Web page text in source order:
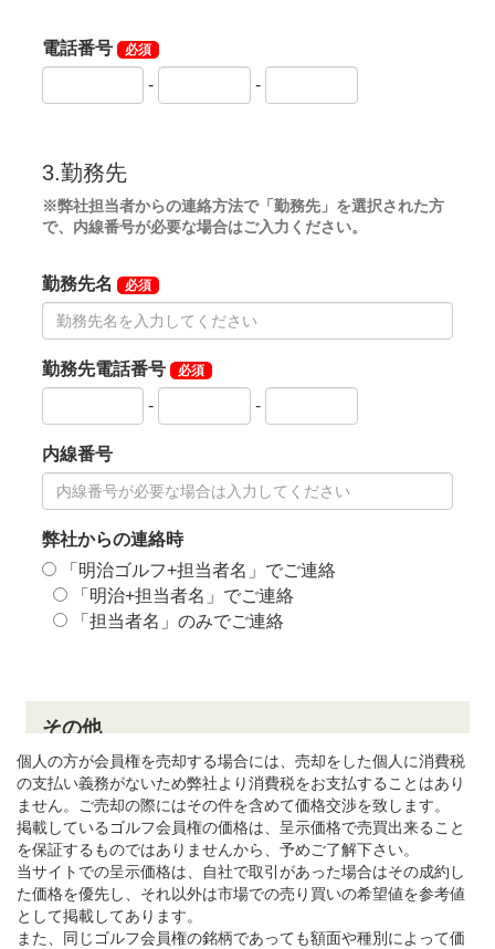
個人の方が会員権を売却する場合には、売却をした個人に消費税
の支払い義務がないため弊社より消費税をお支払することはあり
ません。ご売却の際にはその件を含めて価格交渉を致します。
掲載しているゴルフ会員権の価格は、呈示価格で売買出来ること
を保証するものではありませんから、予めご了解下さい。
当サイトでの呈示価格は、自社で取引があった場合はその成約し
た価格を優先し、それ以外は市場での売り買いの希望値を参考値
として掲載してあります。
また、同じゴルフ会員権の銘柄であっても額面や種別によって価